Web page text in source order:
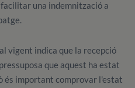
una indemnització a
vigent indica que la recepció
que aquest ha estat
és important comprovar l'estat